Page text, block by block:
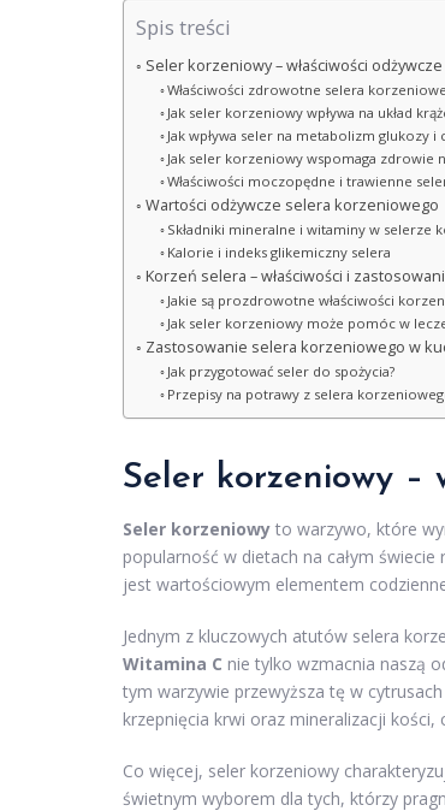
Spis treści
Seler korzeniowy – właściwości
Właściwości zdrowotne selera
Jak seler korzeniowy wpływa na układ
Jak wpływa seler na metabolizm glukozy i
Jak seler korzeniowy wspomaga zdrowie
Właściwości moczopędne i trawienne
Wartości odżywcze selera korzeniowego
Składniki mineralne i witaminy w selerze
Kalorie i indeks glikemiczny selera
Korzeń selera – właściwości i
Jakie są prozdrowotne właściwości
Jak seler korzeniowy może pomóc w
Zastosowanie selera korzeniowego w
Jak przygotować seler do spożycia?
Przepisy na potrawy z selera
Seler korzeniowy –
Seler korzeniowy to warzywo, które
popularność w dietach na całym
jest wartościowym elementem
Jednym z kluczowych atutów selera
Witamina C nie tylko wzmacnia naszą
tym warzywie przewyższa tę w
krzepnięcia krwi oraz mineralizacji
Co więcej, seler korzeniowy
świetnym wyborem dla tych, którzy